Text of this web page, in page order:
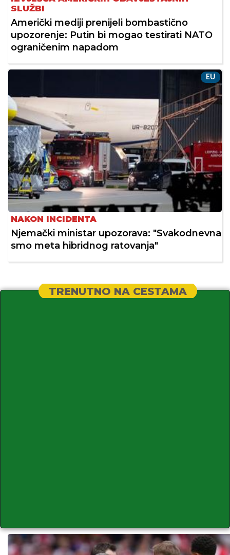
SLUŽBI
Američki mediji prenijeli bombastično
upozorenje: Putin bi mogao testirati NATO
ograničenim napadom
EU
NAKON INCIDENTA
Njemački ministar upozorava: "Svakodnevna
smo meta hibridnog ratovanja"
TRENUTNO NA CESTAMA